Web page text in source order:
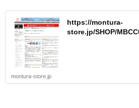
https://montura-
store.jp/SHOP/
montura-store.jp